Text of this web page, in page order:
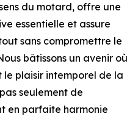
du motard, offre une
essentielle et assure
sans compromettre le
bâtissons un avenir où
plaisir intemporel de la
seulement de
en parfaite harmonie